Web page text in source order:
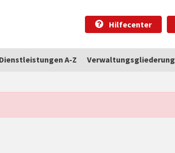
Hilfecenter
Dienstleistungen A-Z Verwaltungsgliederung